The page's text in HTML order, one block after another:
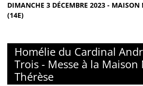
DIMANCHE 3 DÉCEMBRE 2023 - MAISON
(14E)
Homélie du Cardinal
Trois - Messe à la Maison
Thérèse